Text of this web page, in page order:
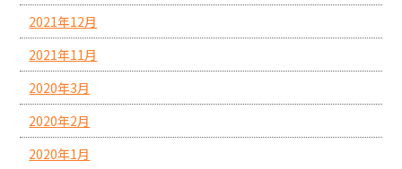
2021年12月
2021年11月
2020年3月
2020年2月
2020年1月